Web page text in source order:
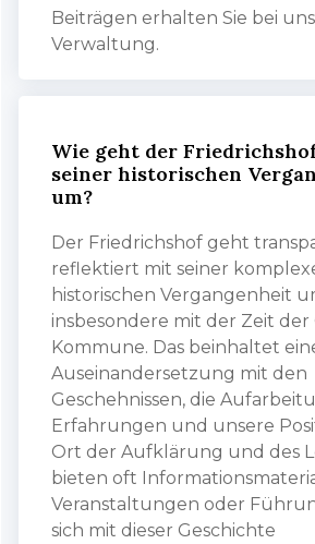
Beiträgen erhalten Sie bei
Verwaltung.
Wie geht der
seiner historischen
um?
Der Friedrichshof geht
reflektiert mit seiner
historischen Vergangenheit
insbesondere mit der Zeit
Kommune. Das beinhaltet
Auseinandersetzung mit den
Geschehnissen, die
Erfahrungen und unsere
Ort der Aufklärung und des
bieten oft
Veranstaltungen oder
sich mit dieser Geschichte